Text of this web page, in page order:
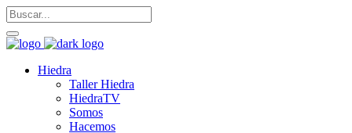
Hiedra
Taller Hiedra
HiedraTV
Somos
Hacemos